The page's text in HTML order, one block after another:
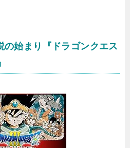
の始まり『ドラゴンクエス